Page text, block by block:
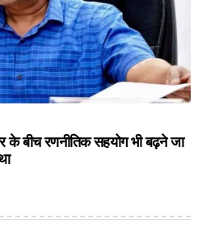
के बीच रणनीतिक सहयोग भी बढ़ने जा